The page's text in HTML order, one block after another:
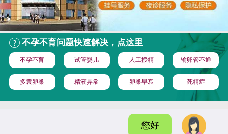
不孕不育问题快速解决，点这里
不孕不育 试管婴儿 人工授精 输卵管不通
多囊卵巢 精液异常 卵巢早衰 死精症
您好